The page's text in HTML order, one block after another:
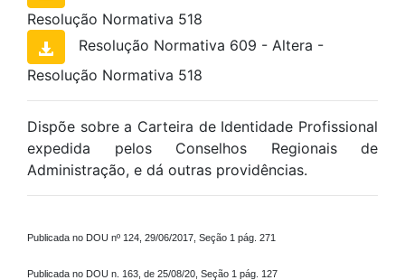
Resolução Normativa 518
Resolução Normativa 609 - Altera -
Resolução Normativa 518
Dispõe sobre a Carteira de Identidade Profissional
expedida pelos Conselhos Regionais de
Administração, e dá outras providências.
Publicada no DOU nº 124, 29/06/2017, Seção 1 pág. 271
Publicada no DOU n. 163, de 25/08/20, Seção 1 pág. 127